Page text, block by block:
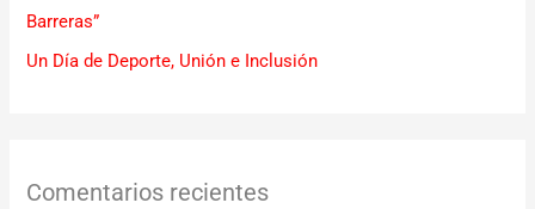
Barreras”
Un Día de Deporte, Unión e Inclusión
Comentarios recientes